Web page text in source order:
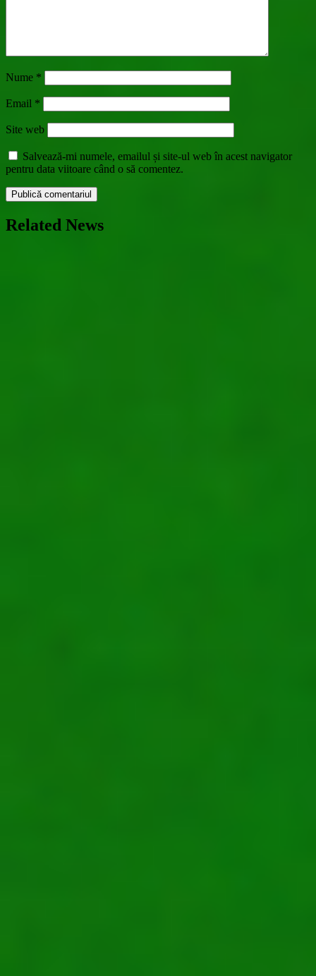
Nume *
Email *
Site web
Salvează-mi numele, emailul și site-ul web în acest navigator
pentru data viitoare când o să comentez.
Related News